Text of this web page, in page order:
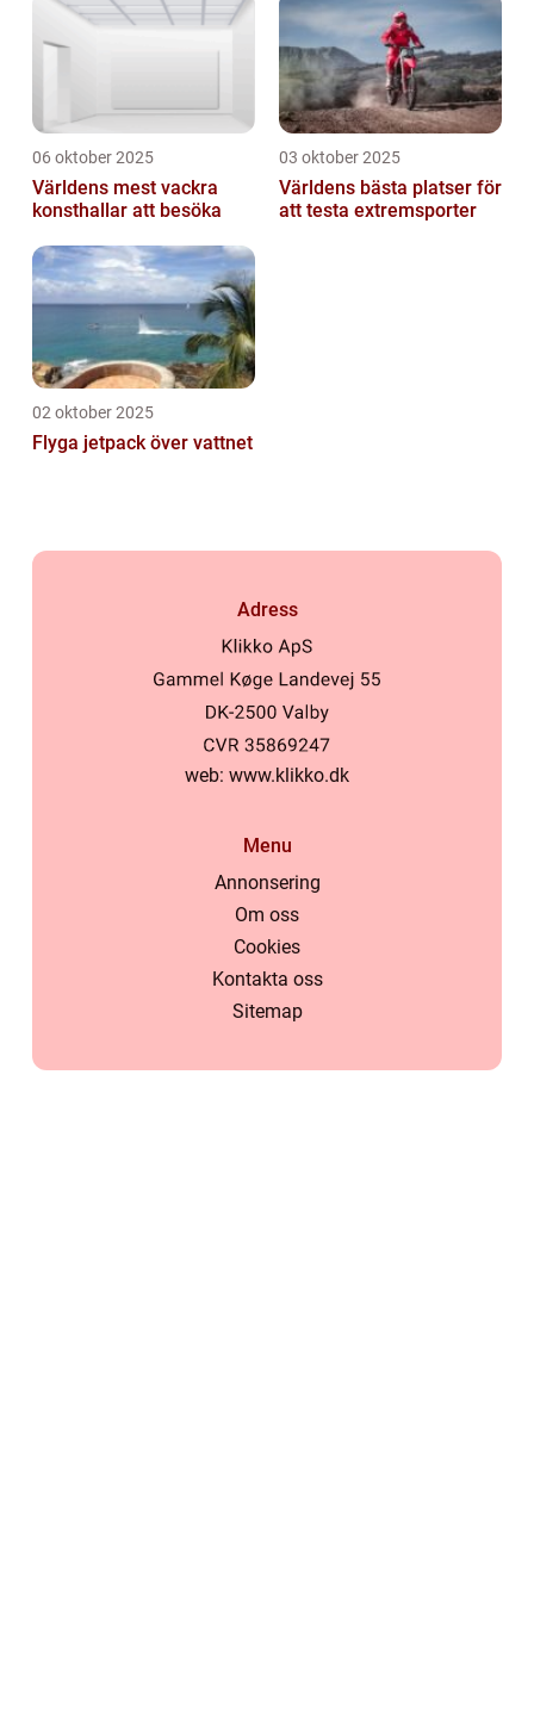
06 oktober 2025
Världens mest vackra
konsthallar att besöka
03 oktober 2025
Världens bästa platser för
att testa extremsporter
02 oktober 2025
Flyga jetpack över vattnet
Adress
web: www.klikko.dk
Menu
Annonsering
Om oss
Cookies
Kontakta oss
Sitemap